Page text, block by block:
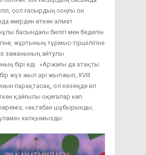
сол ғасырдың соңғы он
өмірден өткен алмат
басындағы билігі мен беделін
жұртының тұрмыс-тіршілігіне
заманының айтулы
бірі еді. «Аржағы да атақты
жүз жыл әрі жылжып, ХVІІІ
парақтасақ, ол кезеңде ел
қайғылы оқиғалар көп
«ақтабан шұбырынды,
халқымызды